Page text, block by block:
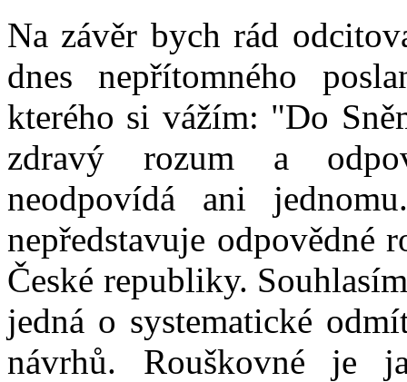
Na závěr bych rád
dnes nepřítomného
kterého si vážím: "Do
zdravý rozum a
neodpovídá ani
nepředstavuje odpovědné
České republiky.
jedná o systematické
návrhů. Rouškovné je